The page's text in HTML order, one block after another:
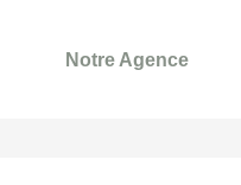
Notre Agence